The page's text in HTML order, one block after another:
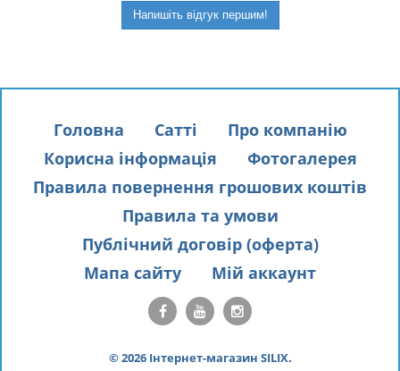
Напишіть відгук першим!
Головна Сатті
Про компанію
Корисна інформація
Фотогалерея
Правила повернення грошових коштів
Правила та умови
Публічний договір (оферта)
Мапа сайту
Мій аккаунт
© 2026 Інтернет-магазин SILIX.